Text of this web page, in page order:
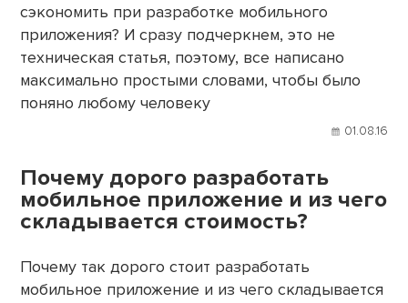
сэкономить при разработке мобильного
приложения? И сразу подчеркнем, это не
техническая статья, поэтому, все написано
максимально простыми словами, чтобы было
поняно любому человеку
01.08.16
Почему дорого разработать
мобильное приложение и из чего
складывается стоимость?
Почему так дорого стоит разработать
мобильное приложение и из чего складывается